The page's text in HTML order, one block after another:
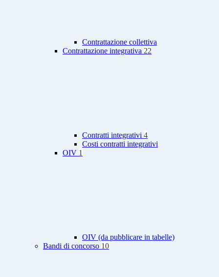
Contrattazione collettiva
Contrattazione integrativa 22
Contratti integrativi 4
Costi contratti integrativi
OIV 1
OIV (da pubblicare in tabelle)
Bandi di concorso 10